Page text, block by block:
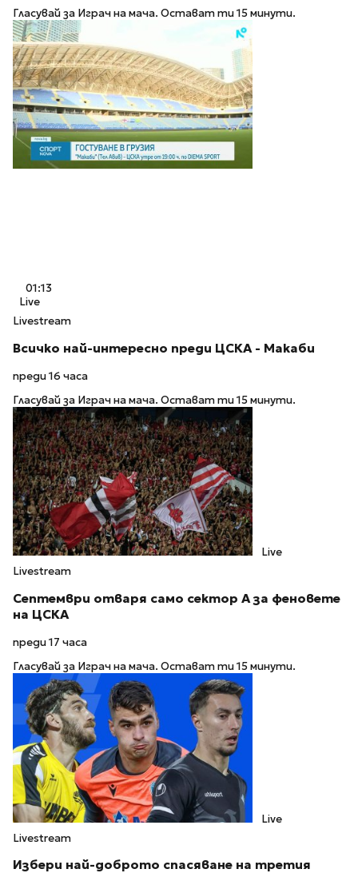
Гласувай за Играч на мача. Остават ти 15 минути.
01:13
Live
Livestream
Всичко най-интересно преди ЦСКА - Макаби
преди 16 часа
Гласувай за Играч на мача. Остават ти 15 минути.
Live
Livestream
Септември отваря само сектор А за феновете
на ЦСКА
преди 17 часа
Гласувай за Играч на мача. Остават ти 15 минути.
Live
Livestream
Избери най-доброто спасяване на третия